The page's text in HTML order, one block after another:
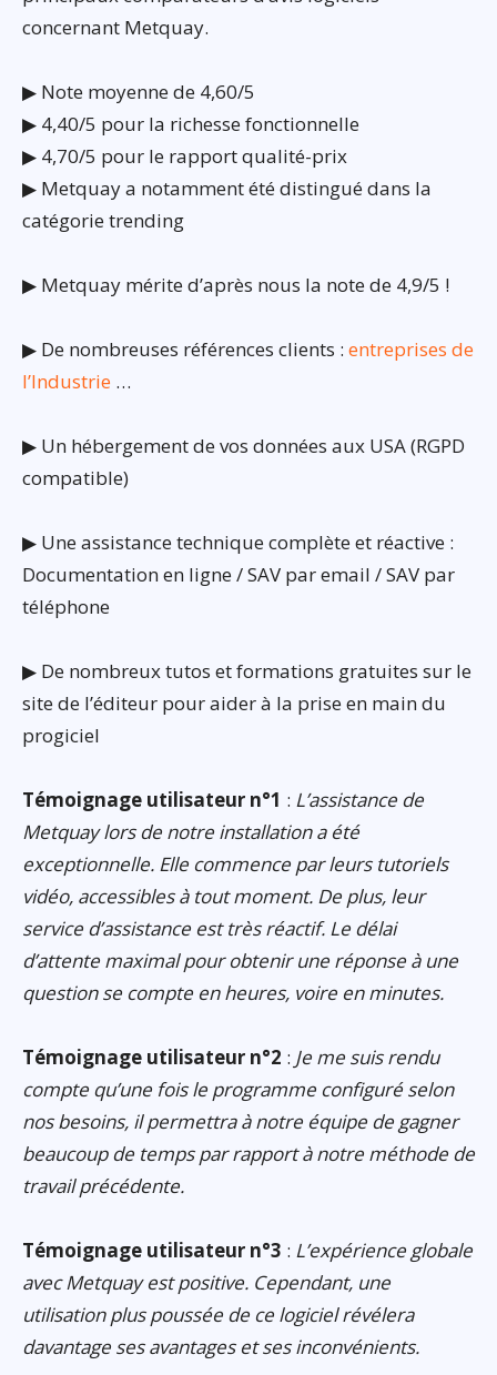
concernant Metquay.
▶ Note moyenne de 4,60/5
▶ 4,40/5 pour la richesse fonctionnelle
▶ 4,70/5 pour le rapport qualité-prix
▶ Metquay a notamment été distingué dans la
catégorie trending
▶ Metquay mérite d’après nous la note de 4,9/5 !
▶ De nombreuses références clients : entreprises de
l’Industrie …
▶ Un hébergement de vos données aux USA (RGPD
compatible)
▶ Une assistance technique complète et réactive :
Documentation en ligne / SAV par email / SAV par
téléphone
▶ De nombreux tutos et formations gratuites sur le
site de l’éditeur pour aider à la prise en main du
progiciel
Témoignage utilisateur n°1 : L’assistance de
Metquay lors de notre installation a été
exceptionnelle. Elle commence par leurs tutoriels
vidéo, accessibles à tout moment. De plus, leur
service d’assistance est très réactif. Le délai
d’attente maximal pour obtenir une réponse à une
question se compte en heures, voire en minutes.
Témoignage utilisateur n°2 : Je me suis rendu
compte qu’une fois le programme configuré selon
nos besoins, il permettra à notre équipe de gagner
beaucoup de temps par rapport à notre méthode de
travail précédente.
Témoignage utilisateur n°3 : L’expérience globale
avec Metquay est positive. Cependant, une
utilisation plus poussée de ce logiciel révélera
davantage ses avantages et ses inconvénients.